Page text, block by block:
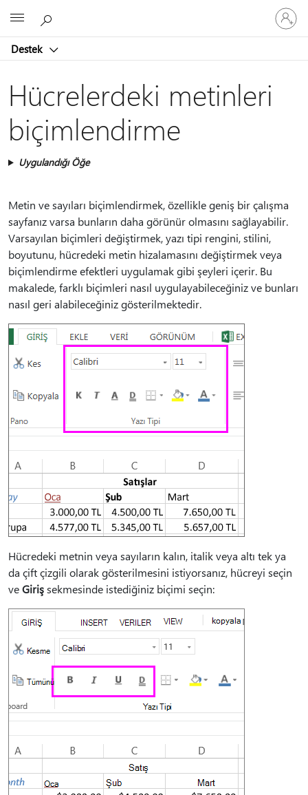
Destek
oturum
açın
Hücrelerdeki metinleri
biçimlendirme
Uygulandığı Öğe
Metin ve sayıları biçimlendirmek, özellikle geniş bir çalışma
sayfanız varsa bunların daha görünür olmasını sağlayabilir.
Varsayılan biçimleri değiştirmek, yazı tipi rengini, stilini,
boyutunu, hücredeki metin hizalamasını değiştirmek veya
biçimlendirme efektleri uygulamak gibi şeyleri içerir. Bu
makalede, farklı biçimleri nasıl uygulayabileceğiniz ve bunları
nasıl geri alabileceğiniz gösterilmektedir.
Hücredeki metnin veya sayıların kalın, italik veya altı tek ya
da çift çizgili olarak gösterilmesini istiyorsanız, hücreyi seçin
veGirişsekmesinde istediğiniz biçimi seçin: